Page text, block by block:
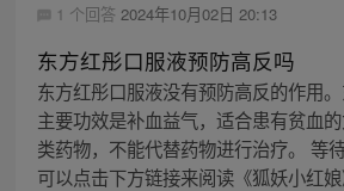
1 个回答 2024年10月02日 20:13
东方红彤口服液预防高反吗
东方红彤口服液没有预防高反的作用
主要功效是补血益气，适合患有贫血
类药物，不能代替药物进行治疗。 等
可以点击下方链接来阅读《狐妖小红